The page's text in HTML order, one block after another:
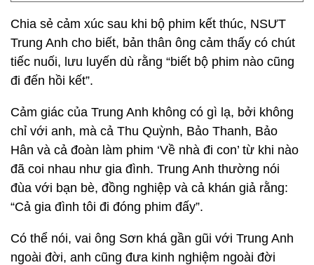
Chia sẻ cảm xúc sau khi bộ phim kết thúc, NSƯT
Trung Anh cho biết, bản thân ông cảm thấy có chút
tiếc nuối, lưu luyến dù rằng “biết bộ phim nào cũng
đi đến hồi kết”.
Cảm giác của Trung Anh không có gì lạ, bởi không
chỉ với anh, mà cả Thu Quỳnh, Bảo Thanh, Bảo
Hân và cả đoàn làm phim ‘Về nhà đi con’ từ khi nào
đã coi nhau như gia đình. Trung Anh thường nói
đùa với bạn bè, đồng nghiệp và cả khán giả rằng:
“Cả gia đình tôi đi đóng phim đấy”.
Có thể nói, vai ông Sơn khá gần gũi với Trung Anh
ngoài đời, anh cũng đưa kinh nghiệm ngoài đời